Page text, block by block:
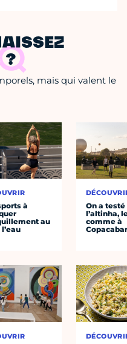
?
mais qui valent le
à
au
On a testé
l’altinha,
comme à